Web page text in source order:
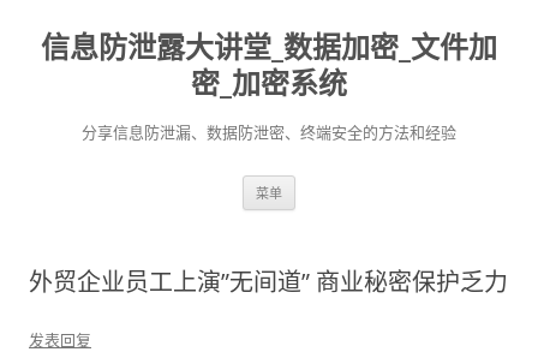
信息防泄露大讲堂_数据加密_文件加
密_加密系统
分享信息防泄漏、数据防泄密、终端安全的方法和经验
菜单
外贸企业员工上演”无间道” 商业秘密保护乏力
发表回复